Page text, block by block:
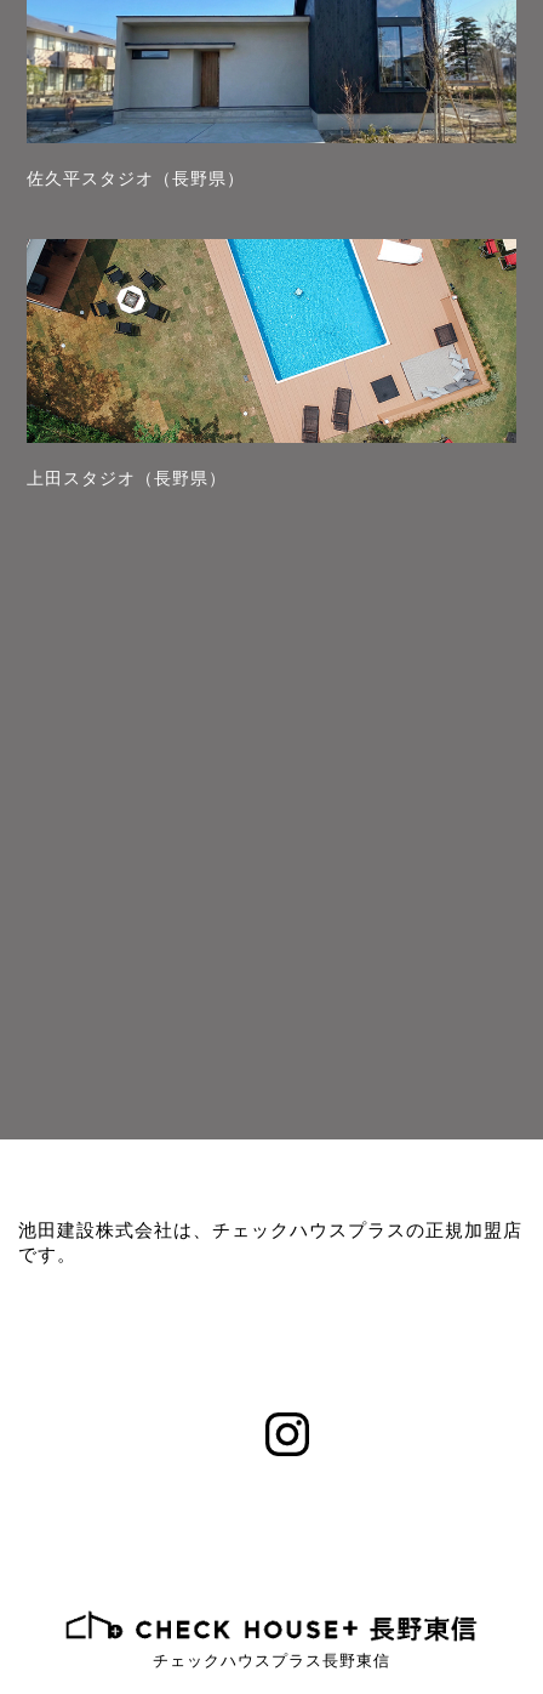
佐久平スタジオ（長野県）
上田スタジオ（長野県）
池田建設株式会社は、チェックハウスプラスの正規加盟店
です。
チェックハウスプラス長野東信